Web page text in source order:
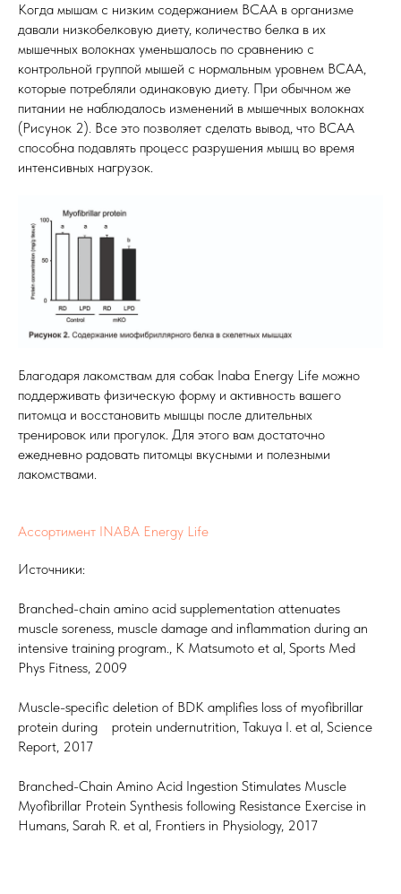
Когда мышам с низким содержанием BCAA в организме
давали низкобелковую диету, количество белка в их
мышечных волокнах уменьшалось по сравнению с
контрольной группой мышей с нормальным уровнем BCAA,
которые потребляли одинаковую диету. При обычном же
питании не наблюдалось изменений в мышечных волокнах
(Рисунок 2). Все это позволяет сделать вывод, что BCAA
способна подавлять процесс разрушения мышц во время
интенсивных нагрузок.
Благодаря лакомствам для собак Inaba Energy Life можно
поддерживать физическую форму и активность вашего
питомца и восстановить мышцы после длительных
тренировок или прогулок. Для этого вам достаточно
ежедневно радовать питомцы вкусными и полезными
лакомствами.
Ассортимент INABA Energy Life
Источники:
Branched-chain amino acid supplementation attenuates
muscle soreness, muscle damage and inflammation during an
intensive training program., K Matsumoto et al, Sports Med
Phys Fitness, 2009
Muscle-specific deletion of BDK amplifies loss of myofibrillar
protein during protein undernutrition, Takuya I. et al, Science
Report, 2017
Branched-Chain Amino Acid Ingestion Stimulates Muscle
Myofibrillar Protein Synthesis following Resistance Exercise in
Humans, Sarah R. et al, Frontiers in Physiology, 2017